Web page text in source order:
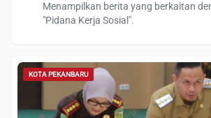
Menampilkan berita yang berkaitan
"Pidana Kerja Sosial".
KOTA PEKANBARU